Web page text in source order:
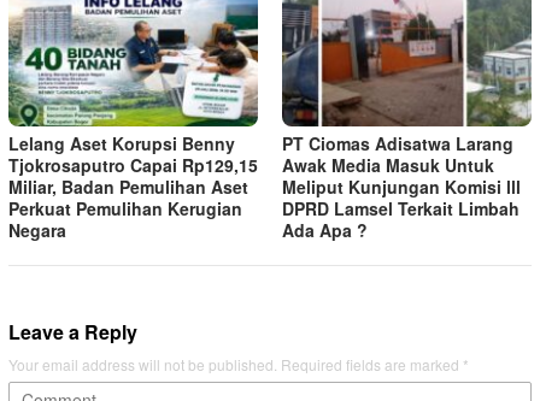
Lelang Aset Korupsi Benny
Tjokrosaputro Capai Rp129,15
Miliar, Badan Pemulihan Aset
Perkuat Pemulihan Kerugian
Negara
PT Ciomas Adisatwa Larang
Awak Media Masuk Untuk
Meliput Kunjungan Komisi lll
DPRD Lamsel Terkait Limbah
Ada Apa ?
Leave a Reply
Your email address will not be published. Required fields are marked *